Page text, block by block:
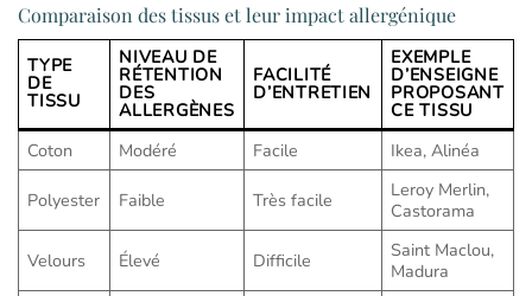
Comparaison des tissus et leur impact allergénique
TYPE
DE
TISSU
NIVEAU DE
RÉTENTION
DES
ALLERGÈNES
FACILITÉ
D’ENTRETIEN
EXEMPLE
D’ENSEIGNE
PROPOSANT
CE TISSU
Coton
Modéré Facile Ikea, Alinéa
Polyester Faible Très facile
Leroy Merlin,
Castorama
Velours Élevé Difficile
Saint Maclou,
Madura